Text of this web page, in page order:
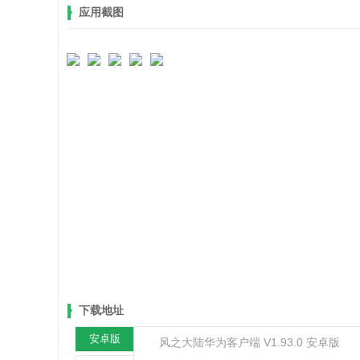
应用截图
下载地址
安卓版 风之大陆华为客户端 V1.93.0 安卓版